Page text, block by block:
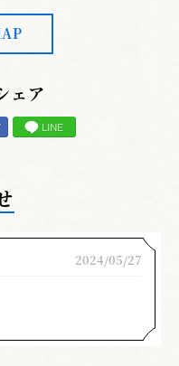
前に倒れない為に
私は剣道の先生か
なく腰から打って
後左手を柄に掛
付け時に平行移
敵に目付をするか
に切る時、力を返
ェア
2024/05/27